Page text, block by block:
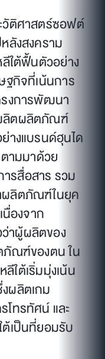
วัติศาสตร์ซอฟต์
ลังสงคราม
ลีใต้ฟื้นตัวอย่าง
ฐกิจที่เน้นการ
รงการพัฒนา
ลิตผลิตภัณฑ์
างแบรนด์ฮุนได
ามมาด้วย
รสื่อสาร รวม
ผลิตภัณฑ์ในยุค
นื่องจาก
าผู้ผลิตของ
ภัณฑ์ของตน ใน
ใต้เริ่มมุ่งเน้น
ผลิตเกม
ทรทัศน์ และ
ต้เป็นที่ยอมรับ